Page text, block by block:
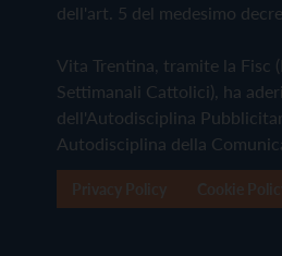
dell'art. 5 del medesimo
Vita Trentina, tramite la Fisc
Settimanali Cattolici), ha
dell'Autodisciplina
Autodisciplina della